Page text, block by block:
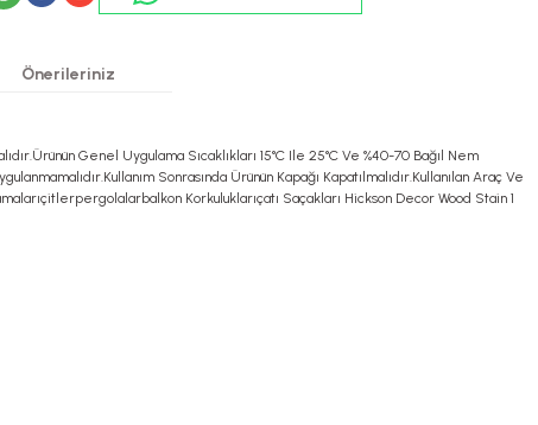
Önerileriniz
Genel Uygulama Sıcaklıkları 15°C Ile 25°C Ve %40-70 Bağıl Nem
Sonrasında Ürünün Kapağı Kapatılmalıdır.Kullanılan Araç Ve
Korkuluklarıçatı Saçakları Hickson Decor Wood Stain 1